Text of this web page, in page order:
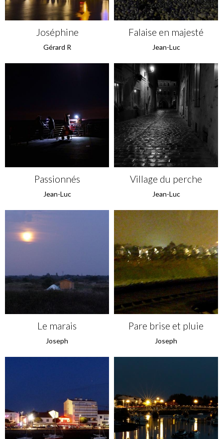
Joséphine
Gérard R
Falaise en majesté
Jean-Luc
Passionnés
Jean-Luc
Village du perche
Jean-Luc
Le marais
Joseph
Pare brise et pluie
Joseph